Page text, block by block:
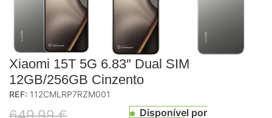
Xiaomi 15T 5G 6.83″ Dual SIM
12GB/256GB Cinzento
REF: 112CMLRP7RZM001
649,99€
Disponível por